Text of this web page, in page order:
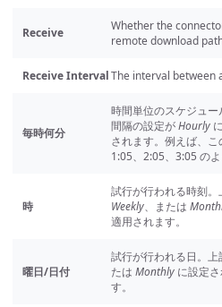
Receive
Whether the
remote download
Receive IntervalThe interval between
毎時何分
時間単位のスケジュ
間隔の設定がHourly
されます。例えば、
1:05、2:05、3:05 の
時
試行が行われる時刻
Weekly、または
適用されます。
曜日/日付
試行が行われる日。
たは Monthly に設定
す。